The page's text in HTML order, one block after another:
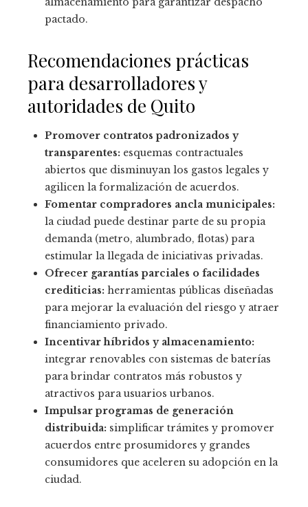
pactado.
Recomendaciones prácticas
para desarrolladores y
autoridades de Quito
Promover contratos padronizados y
transparentes: esquemas contractuales
abiertos que disminuyan los gastos legales y
agilicen la formalización de acuerdos.
Fomentar compradores ancla municipales:
la ciudad puede destinar parte de su propia
demanda (metro, alumbrado, flotas) para
estimular la llegada de iniciativas privadas.
Ofrecer garantías parciales o facilidades
crediticias: herramientas públicas diseñadas
para mejorar la evaluación del riesgo y atraer
financiamiento privado.
Incentivar híbridos y almacenamiento:
integrar renovables con sistemas de baterías
para brindar contratos más robustos y
atractivos para usuarios urbanos.
Impulsar programas de generación
distribuida: simplificar trámites y promover
acuerdos entre prosumidores y grandes
consumidores que aceleren su adopción en la
ciudad.